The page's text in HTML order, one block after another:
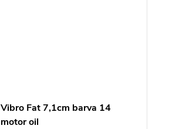
Vibro Fat 7,1cm barva 14
motor oil